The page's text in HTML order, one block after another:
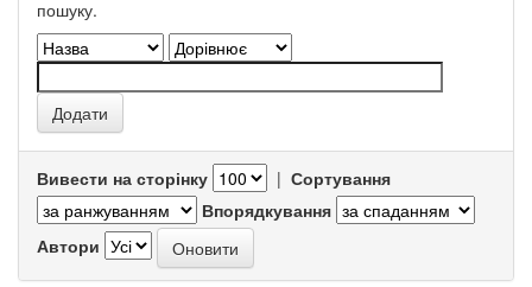
пошуку.
Вивести на сторінку | Сортування
Впорядкування
Автори